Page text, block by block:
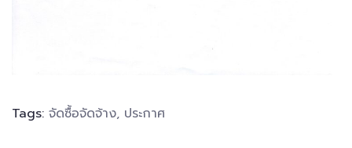
Tags: จัดซื้อจัดจ้าง, ประกาศ